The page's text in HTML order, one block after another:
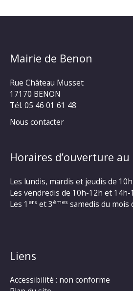
Mairie de Benon
Rue Château Musset
17170 BENON
Tél. 05 46 01 61 48
Nous contacter
Horaires d’ouverture
Les lundis, mardis et jeudis de
Les vendredis de 10h-12h et 14h-
Les 1 ers et 3 èmes samedis du mois
Liens
Accessibilité : non conforme